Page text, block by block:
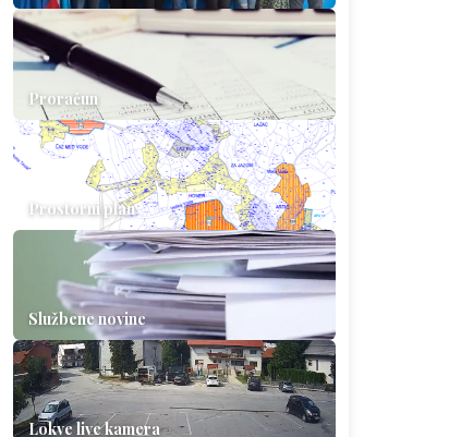
Proračun
Prostorni plan
Službene novine
Lokve live kamera